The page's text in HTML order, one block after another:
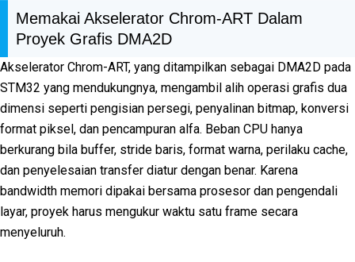
Memakai Akselerator Chrom-ART Dalam
Proyek Grafis DMA2D
Akselerator Chrom-ART, yang ditampilkan sebagai DMA2D pada
STM32 yang mendukungnya, mengambil alih operasi grafis dua
dimensi seperti pengisian persegi, penyalinan bitmap, konversi
format piksel, dan pencampuran alfa. Beban CPU hanya
berkurang bila buffer, stride baris, format warna, perilaku cache,
dan penyelesaian transfer diatur dengan benar. Karena
bandwidth memori dipakai bersama prosesor dan pengendali
layar, proyek harus mengukur waktu satu frame secara
menyeluruh.